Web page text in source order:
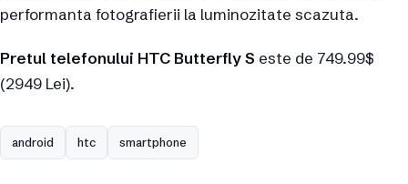
performanta fotografierii la luminozitate scazuta.
Pretul telefonului HTC Butterfly S este de 749.99$
(2949 Lei).
android htc smartphone